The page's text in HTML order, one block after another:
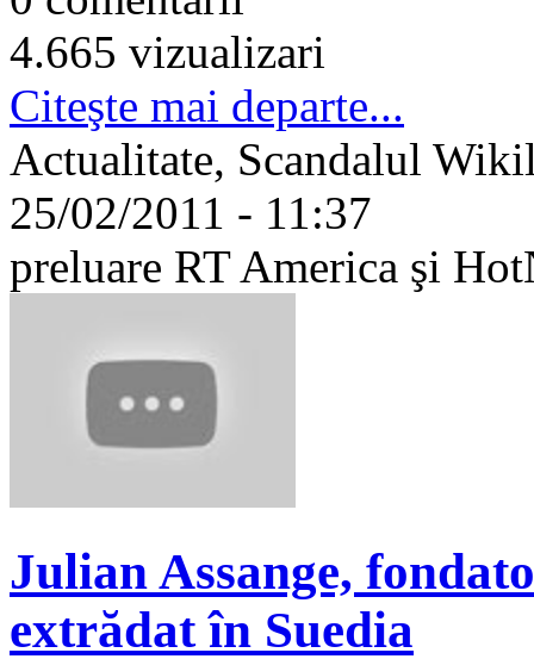
4.665 vizualizari
Citeşte mai departe...
Actualitate, Scandalul
25/02/2011 - 11:37
preluare RT America şi
Julian Assange,
extrădat în Suedia